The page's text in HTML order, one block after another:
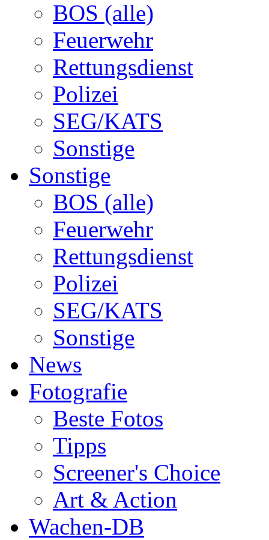
BOS (alle)
Feuerwehr
Rettungsdienst
Polizei
SEG/KATS
Sonstige
Sonstige
BOS (alle)
Feuerwehr
Rettungsdienst
Polizei
SEG/KATS
Sonstige
News
Fotografie
Beste Fotos
Tipps
Screener's Choice
Art & Action
Wachen-DB